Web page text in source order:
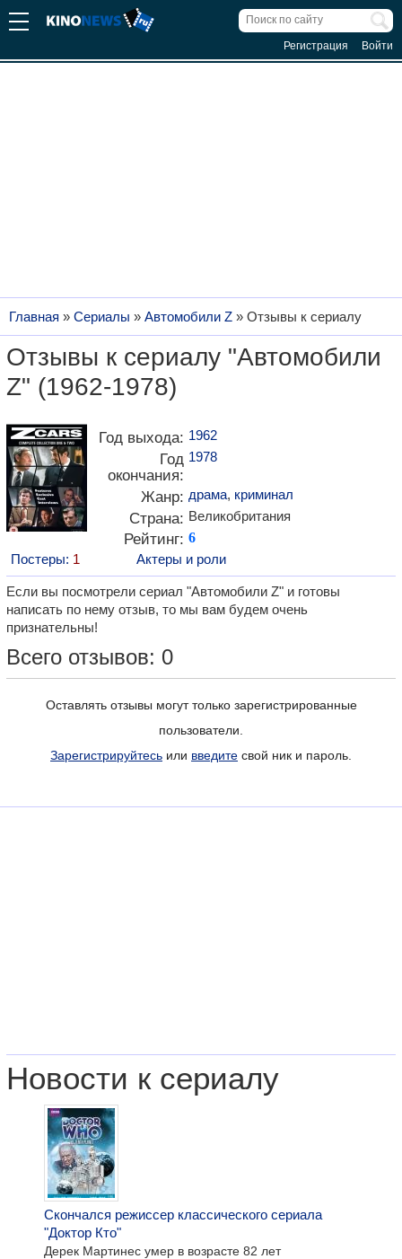
Регистрация Войти
Главная » Сериалы » Автомобили Z » Отзывы к сериалу
Отзывы к сериалу "Автомобили
Z" (1962-1978)
Год выхода: 1962
Год
окончания:
1978
Жанр: драма, криминал
Страна: Великобритания
Рейтинг: 6
Постеры: 1 Актеры и роли
Если вы посмотрели сериал "Автомобили Z" и готовы
написать по нему отзыв, то мы вам будем очень
признательны!
Всего отзывов: 0
Оставлять отзывы могут только зарегистрированные
пользователи.
Зарегистрируйтесь или введите свой ник и пароль.
Новости к сериалу
Скончался режиссер классического сериала
"Доктор Кто"
Дерек Мартинес умер в возрасте 82 лет